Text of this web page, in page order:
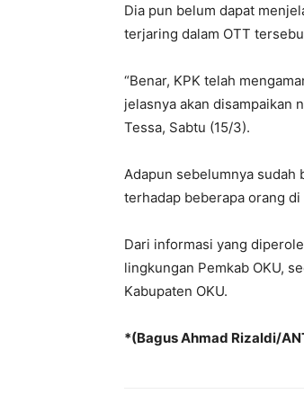
Dia pun belum dapat
terjaring dalam OTT
“Benar, KPK telah
jelasnya akan disampaikan
Tessa, Sabtu (15/3).
Adapun sebelumnya sudah
terhadap beberapa orang di
Dari informasi yang
lingkungan Pemkab OKU,
Kabupaten OKU.
*(Bagus Ahmad Rizaldi/